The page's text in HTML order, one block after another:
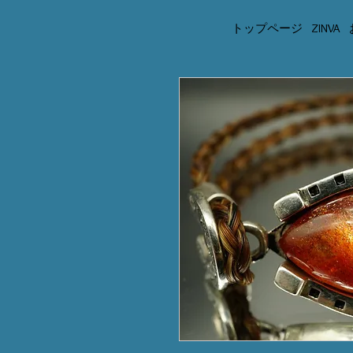
トップページ ZINVA